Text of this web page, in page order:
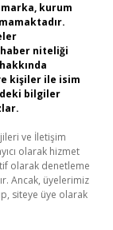
kurum
niteliği
kişiler ile isim
bilgiler
ve İletişim
olarak hizmet
olarak denetleme
Ancak, üyelerimiz
siteye üye olarak